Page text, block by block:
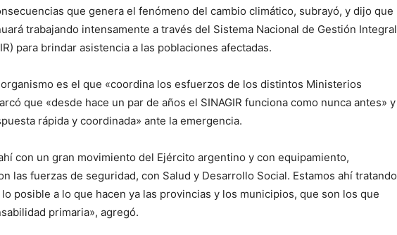
que genera el fenómeno del cambio climático, subrayó, y dijo que
trabajando intensamente a través del Sistema Nacional de Gestión Integral
para brindar asistencia a las poblaciones afectadas.
es el que «coordina los esfuerzos de los distintos Ministerios
que «desde hace un par de años el SINAGIR funciona como nunca antes» y
rápida y coordinada» ante la emergencia.
con un gran movimiento del Ejército argentino y con equipamiento,
las fuerzas de seguridad, con Salud y Desarrollo Social. Estamos ahí tratando
posible a lo que hacen ya las provincias y los municipios, que son los que
primaria», agregó.